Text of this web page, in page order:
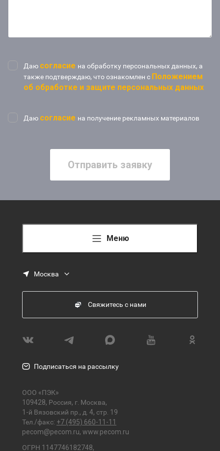
Даю согласие на обработку персональных данных, а
также подтверждаю, что ознакомлен с Положением
об обработке и защите персональных данных
Даю согласие на получение рекламных материалов
Отправить заявку
Меню
Москва
Свяжитесь с нами
Подписаться на рассылку
ООО «ПЭК»
109428, Россия, г. Москва,
1-й Вязовский пр., д. 4, стр. 19
Тел./факс: +7 (495) 660-11-11
pecom@pecom.ru, www.pecom.ru
ОГРН 1147746182748,